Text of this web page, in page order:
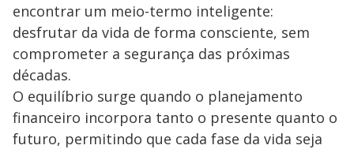
encontrar um meio-termo inteligente:
desfrutar da vida de forma consciente, sem
comprometer a segurança das próximas
décadas.
O equilíbrio surge quando o planejamento
financeiro incorpora tanto o presente quanto o
futuro, permitindo que cada fase da vida seja